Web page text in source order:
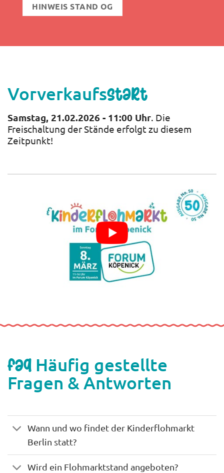
HINWEIS STAND OG
Vorverkaufsstart
Samstag, 21.02.2026 - 11:00 Uhr. Die
Freischaltung der Stände erfolgt zu diesem
Zeitpunkt!
FAQ Häufig gestellte
Fragen & Antworten
Wann und wo findet der Kinderflohmarkt
Berlin statt?
Wird ein Flohmarktstand angeboten?